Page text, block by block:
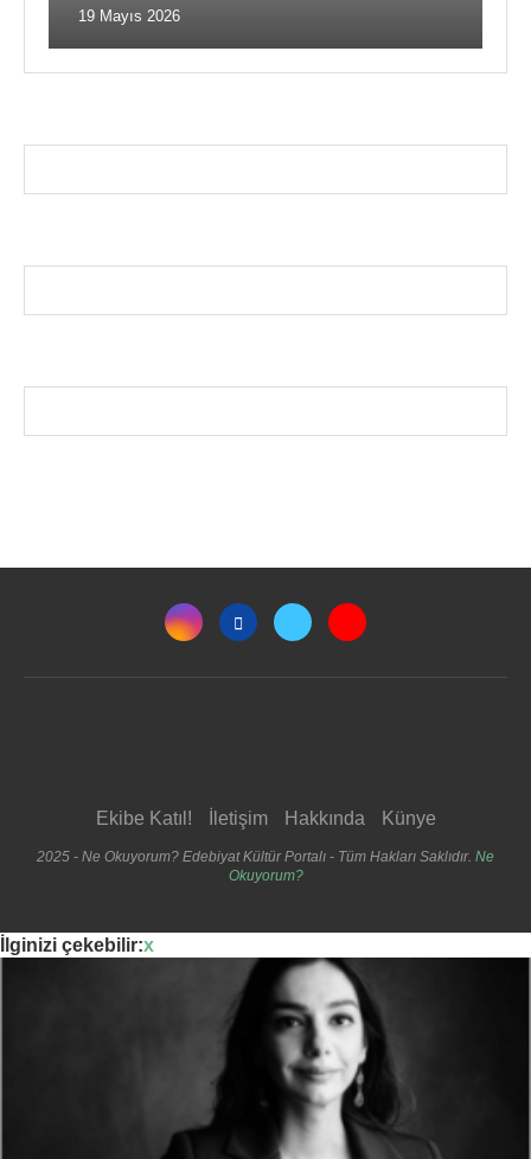
19 Mayıs 2026
Ekibe Katıl! İletişim Hakkında Künye
2025 - Ne Okuyorum? Edebiyat Kültür Portalı - Tüm Hakları Saklıdır. Ne
Okuyorum?
İlginizi çekebilir:x